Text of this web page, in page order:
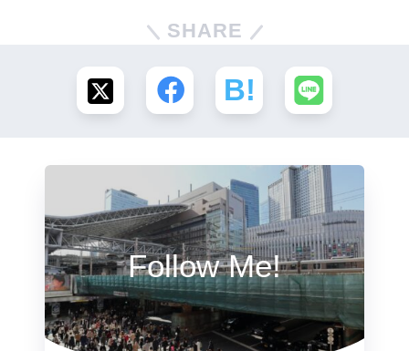
SHARE
Follow Me!